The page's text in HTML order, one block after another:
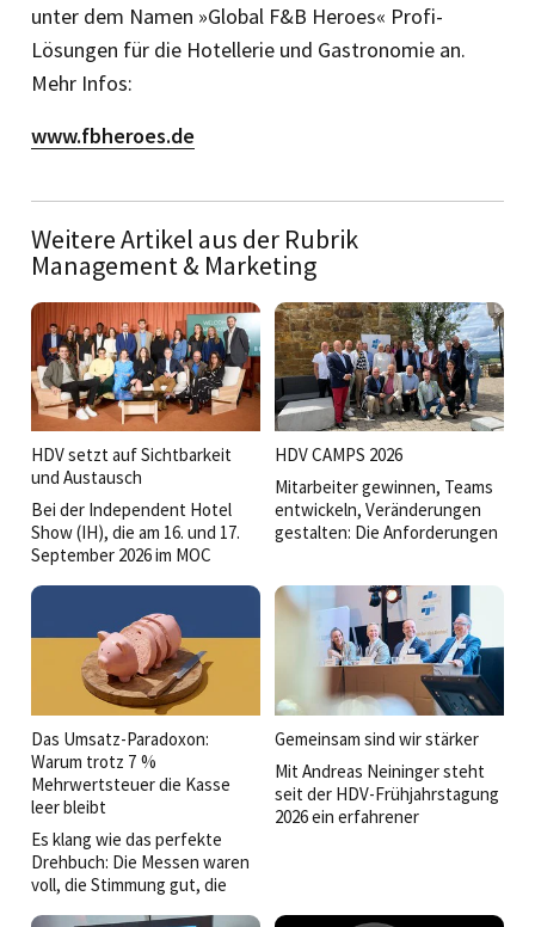
unter dem Namen »Global F&B Heroes« Profi-
Lösungen für die Hotellerie und Gastronomie an.
Mehr Infos:
www.fbheroes.de
Weitere Artikel aus der Rubrik
Management & Marketing
HDV setzt auf Sichtbarkeit
und Austausch
Bei der Independent Hotel
Show (IH), die am 16. und 17.
September 2026 im MOC
stattfinden wird, ist die
Hoteldirektorenvereinigung
Deutschland (HDV) diesmal
voll dabei.
HDV CAMPS 2026
Mitarbeiter gewinnen, Teams
entwickeln, Veränderungen
gestalten: Die Anforderungen
2026 stand deshalb die Frage
im Mittelpunkt, was gute
Führung heute ausmacht.
Das Umsatz-Paradoxon:
Warum trotz 7 %
Mehrwertsteuer die Kasse
leer bleibt
Es klang wie das perfekte
Drehbuch: Die Messen waren
voll, die Stimmung gut, die
Gemeinsam sind wir stärker
Mit Andreas Neininger steht
seit der HDV-Frühjahrstagung
2026 ein erfahrener